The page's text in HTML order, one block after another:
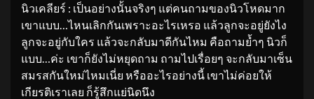
นิวเคลียร์ : เป็นอย่างนั้นจริงๆ แต่คนถามของนิวโหดมาก
เขาแบบ…ไหนเลิกกันเพราะอะไรเหรอ แล้วลูกจะอยู่ยังไง
ลูกจะอยู่กับใคร แล้วจะกลับมาดีกันไหม คือถามย้ำๆ นิวก็
แบบ…ค่ะ เขาก็ยังไม่หยุดถาม ถามไปเรื่อยๆ จะกลับมาเซ็น
สมรสกันใหม่ไหมเนี่ย หรืออะไรอย่างนี้ เขาไม่ค่อยให้
เกียรติเราเลย ก็รู้สึกแย่นิดนึง